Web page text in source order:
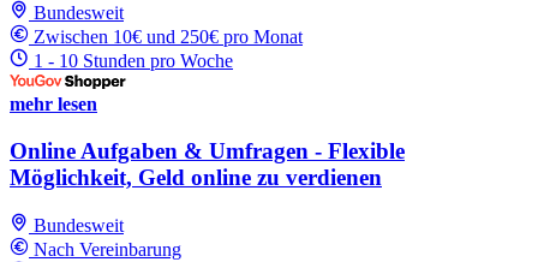
Bundesweit
Zwischen 10€ und 250€ pro Monat
1 - 10 Stunden pro Woche
mehr lesen
Online Aufgaben & Umfragen - Flexible
Möglichkeit, Geld online zu verdienen
Bundesweit
Nach Vereinbarung